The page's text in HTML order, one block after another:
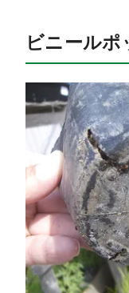
ビニールポ